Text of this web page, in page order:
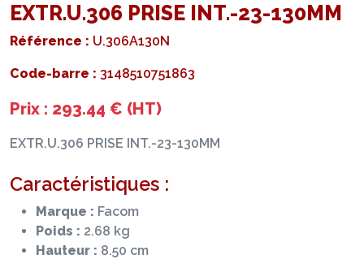
EXTR.U.306 PRISE INT.-23-130MM
Référence : U.306A130N
Code-barre : 3148510751863
Prix : 293.44 € (HT)
EXTR.U.306 PRISE INT.-23-130MM
Caractéristiques :
Marque : Facom
Poids : 2.68 kg
Hauteur : 8.50 cm